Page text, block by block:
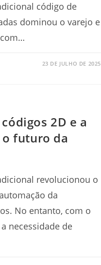
código de
dominou o varejo e
23 DE JULHO DE 2025
2D e a
futuro da
revolucionou o
da
No entanto, com o
necessidade de